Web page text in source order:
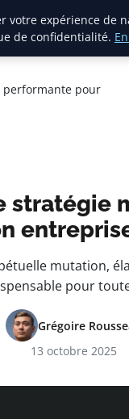
performante pour
stratégie
mutation,
pour
Grégoire
13 octobre 2025
votre expérience de
de confidentialité.